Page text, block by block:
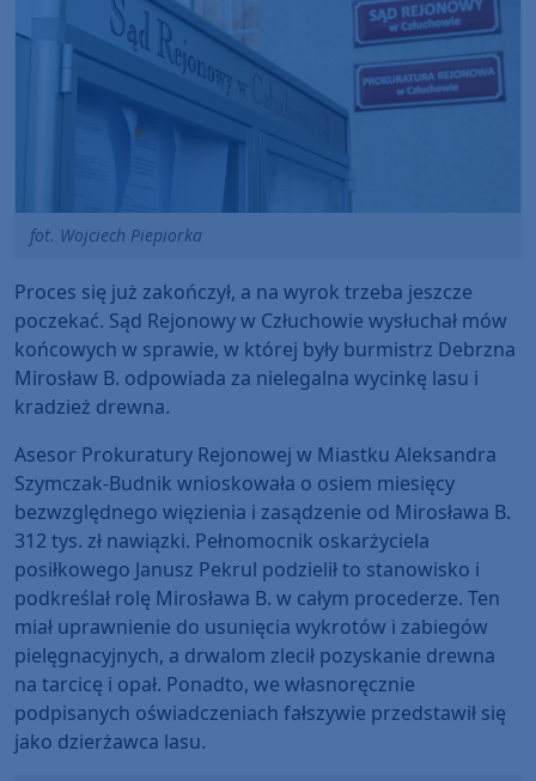
fot. Wojciech Piepiorka
Proces się już zakończył, a na wyrok trzeba jeszcze
poczekać. Sąd Rejonowy w Człuchowie wysłuchał mów
końcowych w sprawie, w której były burmistrz Debrzna
Mirosław B. odpowiada za nielegalna wycinkę lasu i
kradzież drewna.
Asesor Prokuratury Rejonowej w Miastku Aleksandra
Szymczak-Budnik wnioskowała o osiem miesięcy
bezwzględnego więzienia i zasądzenie od Mirosława B.
312 tys. zł nawiązki. Pełnomocnik oskarżyciela
posiłkowego Janusz Pekrul podzielił to stanowisko i
podkreślał rolę Mirosława B. w całym procederze. Ten
miał uprawnienie do usunięcia wykrotów i zabiegów
pielęgnacyjnych, a drwalom zlecił pozyskanie drewna
na tarcicę i opał. Ponadto, we własnoręcznie
podpisanych oświadczeniach fałszywie przedstawił się
jako dzierżawca lasu.